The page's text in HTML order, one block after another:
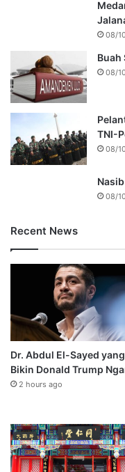
08/
Buah
08/
TNI-
08/
08/
Recent News
Dr. Abdul El-Sayed yang
Bikin Donald Trump
2 hours ago